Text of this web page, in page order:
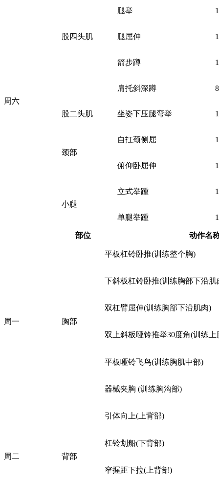
周六
股四头肌
腿举
腿屈伸
箭步蹲
肩托斜深蹲
股二头肌 坐姿下压腿弯举
颈部
自扛颈侧屈
俯仰卧屈伸
小腿
立式举踵
单腿举踵
部位 动作名
周一 胸部
平板杠铃卧推(训练整个胸)
下斜板杠铃卧推(训练胸部下沿肌
双杠臂屈伸(训练胸部下沿肌肉)
双上斜板哑铃推举30度角(训练上
平板哑铃飞鸟(训练胸肌中部)
器械夹胸 (训练胸沟部)
周二 背部
引体向上(上背部)
杠铃划船(下背部)
窄握距下拉(上背部)